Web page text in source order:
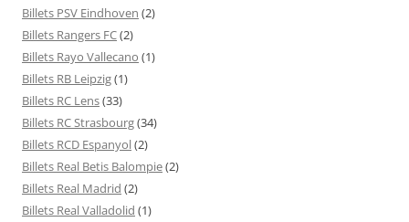
Billets PSV Eindhoven (2)
Billets Rangers FC(2)
Billets Rayo Vallecano (1)
Billets RB Leipzig(1)
Billets RC Lens(33)
Billets RC Strasbourg(34)
Billets RCD Espanyol(2)
Billets Real Betis Balompie(2)
Billets Real Madrid (2)
Billets Real Valladolid (1)